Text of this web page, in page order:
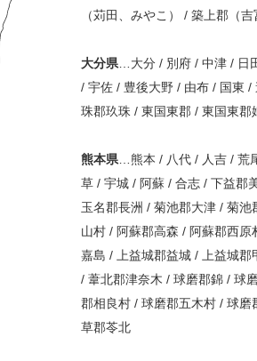
（苅田、みやこ） / 築上郡（吉
大分県 …大分 / 別府 / 中津 / 日
/ 宇佐 / 豊後大野 / 由布 / 国東
珠郡玖珠 / 東国東郡 / 東国東郡
熊本県 …熊本 / 八代 / 人吉 / 荒
草 / 宇城 / 阿蘇 / 合志 / 下益郡
玉名郡長洲 / 菊池郡大津 / 菊
山村 / 阿蘇郡高森 / 阿蘇郡西
嘉島 / 上益城郡益城 / 上益城
/ 葦北郡津奈木 / 球磨郡錦 / 球
郡相良村 / 球磨郡五木村 / 球
草郡苓北